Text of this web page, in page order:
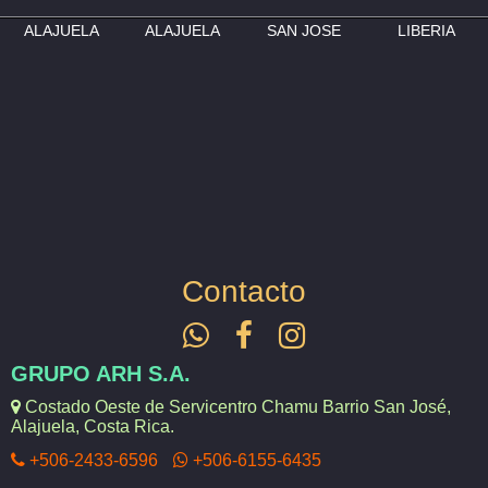
ALAJUELA ALAJUELA SAN JOSE LIBERIA
GRUPO ARH S.A.
Costado Oeste de Servicentro Chamu Barrio San José,
Alajuela, Costa Rica.
+506-2433-6596
+506-6155-6435
Contacto